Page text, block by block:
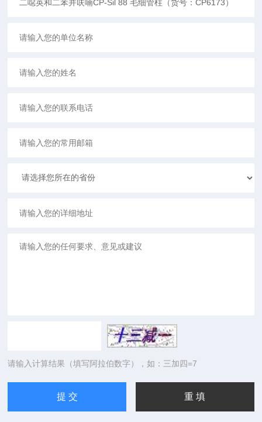
请输入计算结果（填写阿拉伯数字），如：三加四=7